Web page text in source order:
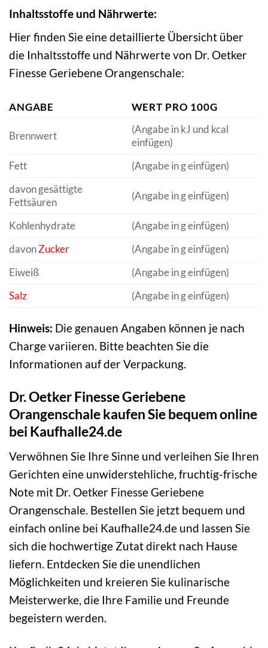
Inhaltsstoffe und Nährwerte:
Hier finden Sie eine detaillierte Übersicht über
die Inhaltsstoffe und Nährwerte von Dr. Oetker
Finesse Geriebene Orangenschale:
ANGABE WERT PRO 100G
Brennwert
(Angabe in kJ und kcal
einfügen)
Fett
(Angabe in g einfügen)
davon gesättigte
Fettsäuren
(Angabe in g einfügen)
Kohlenhydrate
(Angabe in g einfügen)
davonZucker
(Angabe in g einfügen)
Eiweiß
(Angabe in g einfügen)
Salz
(Angabe in g einfügen)
Hinweis: Die genauen Angaben können je nach
Charge variieren. Bitte beachten Sie die
Informationen auf der Verpackung.
Dr. Oetker Finesse Geriebene
Orangenschale kaufen Sie bequem online
bei Kaufhalle24.de
Verwöhnen Sie Ihre Sinne und verleihen Sie Ihren
Gerichten eine unwiderstehliche, fruchtig-frische
Note mit Dr. Oetker Finesse Geriebene
Orangenschale. Bestellen Sie jetzt bequem und
einfach online bei Kaufhalle24.de und lassen Sie
sich die hochwertige Zutat direkt nach Hause
liefern. Entdecken Sie die unendlichen
Möglichkeiten und kreieren Sie kulinarische
Meisterwerke, die Ihre Familie und Freunde
begeistern werden.